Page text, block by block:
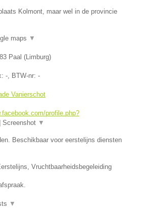
Kolmont, maar wel in de provincie
maps ▼
Paal (Limburg)
-, BTW-nr: -
Vanierschot
profile.php?
Screenshot ▼
Beschikbaar voor eerstelijns diensten
Vruchtbaarheidsbegeleiding
▼